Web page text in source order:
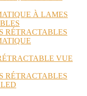
À LAMES
RÉTRACTABLES
VUE
RÉTRACTABLES